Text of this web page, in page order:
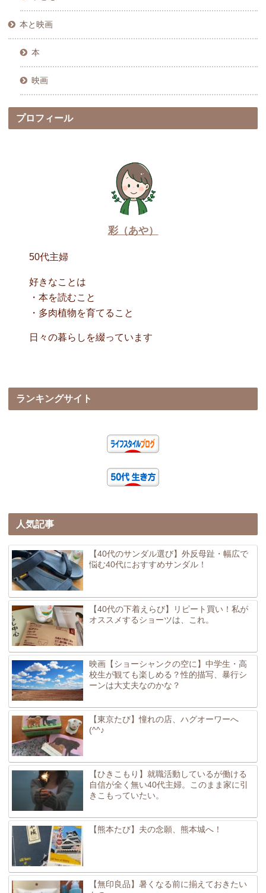
本と映画
本
映画
プロフィール
彩（あや）
50代主婦
好きなことは
・本を読むこと
・多肉植物を育てること
日々の暮らしを綴っています
ランキングサイト
人気記事
【40代のサンダル選び】外反母趾・幅広で
悩む40代におすすめサンダル！
【40代の下着えらび】リピート買い！私が
オススメするショーツは、これ。
映画【ショーシャンクの空に】中学生・高
校生が観ても楽しめる？性的描写、暴行シ
ーンは大丈夫なのかな？
【東京たび】憧れの店、ハグオーワーへ
(^^♪
【ひきこもり】就職活動しているが働ける
自信が全く無い40代主婦。このまま家に引
きこもっていたい。
【熊本たび】夫の念願、熊本城へ！
【無印良品】暑くなる前に揃えておきたい